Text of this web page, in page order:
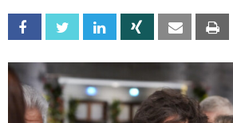
Facebook Twitter Linkedin Xing Email